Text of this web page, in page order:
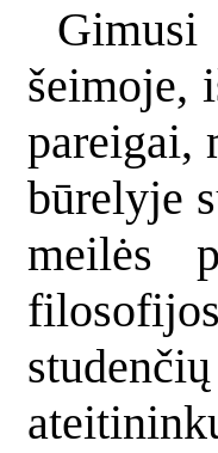
šeimoje,
pareigai,
būrelyje
meilės